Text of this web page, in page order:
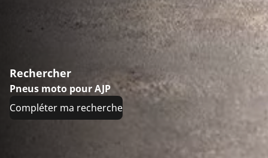
Rechercher
Pneus moto pour AJP
Compléter ma recherche